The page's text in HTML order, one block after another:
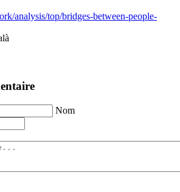
analysis/top/bridges-between-people-
Nom